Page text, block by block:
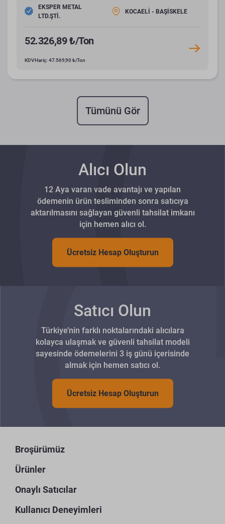
EKSPER METAL
LTD.ŞTİ.
KOCAELİ - BAŞİSKELE
52.326,89 ₺/Ton
KDV Hariç: 47.569,90 ₺/Ton
Tümünü Gör
Alıcı Olun
12 Aya varan vade avantajı ve yapılan
ödemenin ürün tesliminden sonra satıcıya
aktarılmasını sağlayan güvenli tahsilat imkanı
için hemen alıcı ol.
Ücretsiz Hesap Oluşturun
Satıcı Olun
Türkiye’nin farklı noktalarındaki alıcılara
kolayca ulaşmak ve güvenli tahsilat modeli
sayesinde ödemelerini 3 iş günü içerisinde
almak için hemen satıcı ol.
Ücretsiz Hesap Oluşturun
Broşürümüz
Ürünler
Onaylı Satıcılar
Kullanıcı Deneyimleri